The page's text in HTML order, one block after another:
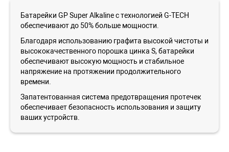
Батарейки GP Super Alkaline с технологией G-TECH
обеспечивают до 50% больше мощности.
Благодаря использованию графита высокой чистоты и
высококачественного порошка цинка S, батарейки
обеспечивают высокую мощность и стабильное
напряжение на протяжении продолжительного
времени.
Запатентованная система предотвращения протечек
обеспечивает безопасность использования и защиту
ваших устройств.